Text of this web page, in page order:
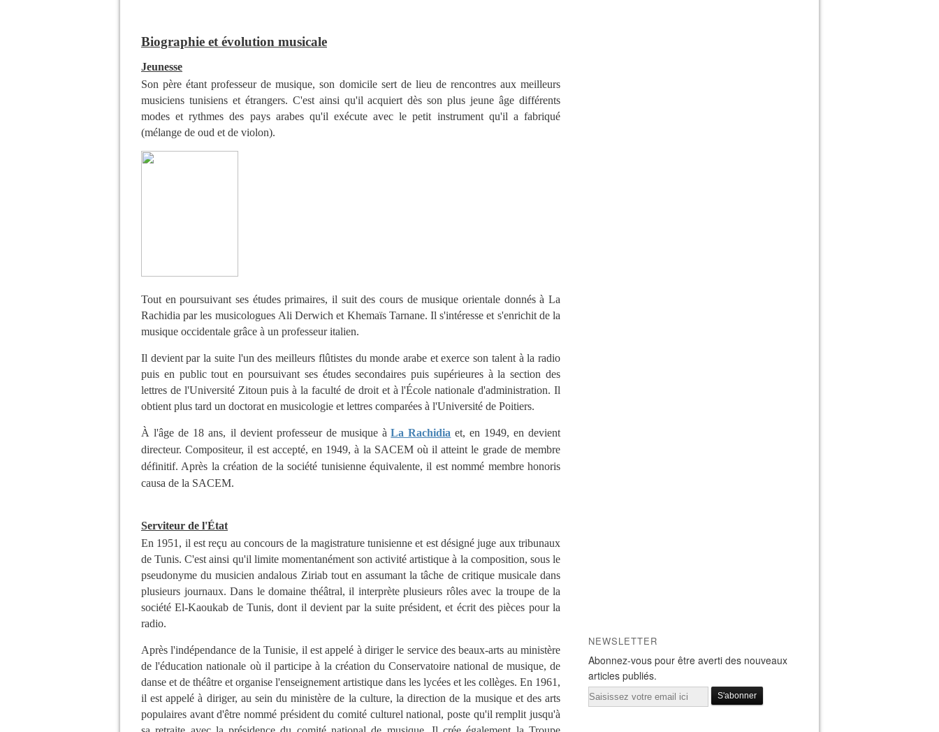
Biographie et évolution musicale
Jeunesse
Son père étant professeur de musique, son domicile sert de lieu de rencontres aux meilleurs
musiciens tunisiens et étrangers. C'est ainsi qu'il acquiert dès son plus jeune âge différents
modes et rythmes des pays arabes qu'il exécute avec le petit instrument qu'il a fabriqué
(mélange de oud et de violon).
Tout en poursuivant ses études primaires, il suit des cours de musique orientale donnés à La
Rachidia par les musicologues Ali Derwich et Khemaïs Tarnane. Il s'intéresse et s'enrichit de la
musique occidentale grâce à un professeur italien.
Il devient par la suite l'un des meilleurs flûtistes du monde arabe et exerce son talent à la radio
puis en public tout en poursuivant ses études secondaires puis supérieures à la section des
lettres de l'Université Zitoun puis à la faculté de droit et à l'École nationale d'administration. Il
obtient plus tard un doctorat en musicologie et lettres comparées à l'Université de Poitiers.
À l'âge de 18 ans, il devient professeur de musique à La Rachidia et, en 1949, en devient
directeur. Compositeur, il est accepté, en 1949, à la SACEM où il atteint le grade de membre
définitif. Après la création de la société tunisienne équivalente, il est nommé membre honoris
causa de la SACEM.
Serviteur de l'État
En 1951, il est reçu au concours de la magistrature tunisienne et est désigné juge aux tribunaux
de Tunis. C'est ainsi qu'il limite momentanément son activité artistique à la composition, sous le
pseudonyme du musicien andalous Ziriab tout en assumant la tâche de critique musicale dans
plusieurs journaux. Dans le domaine théâtral, il interprète plusieurs rôles avec la troupe de la
société El-Kaoukab de Tunis, dont il devient par la suite président, et écrit des pièces pour la
radio.
Après l'indépendance de la Tunisie, il est appelé à diriger le service des beaux-arts au ministère
de l'éducation nationale où il participe à la création du Conservatoire national de musique, de
danse et de théâtre et organise l'enseignement artistique dans les lycées et les collèges. En 1961,
il est appelé à diriger, au sein du ministère de la culture, la direction de la musique et des arts
populaires avant d'être nommé président du comité culturel national, poste qu'il remplit jusqu'à
NEWSLETTER
Abonnez-vous pour être averti des nouveaux
articles publiés.
Email